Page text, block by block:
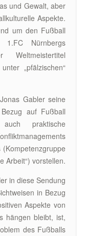
und Gewalt, aber
Aspekte.
um den Fußball
Nürnbergs
„pfälzischen“
Gabler seine
auf Fußball
praktische
Arbeit“) vorstellen.
in diese Sendung
in Bezug
Aspekte von
hängen bleibt, ist,
des Fußballs